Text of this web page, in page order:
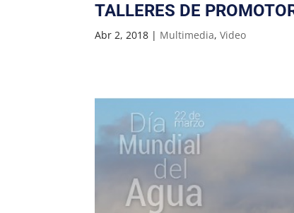
TALLERES DE
Abr 2, 2018 | Multimedia,Video